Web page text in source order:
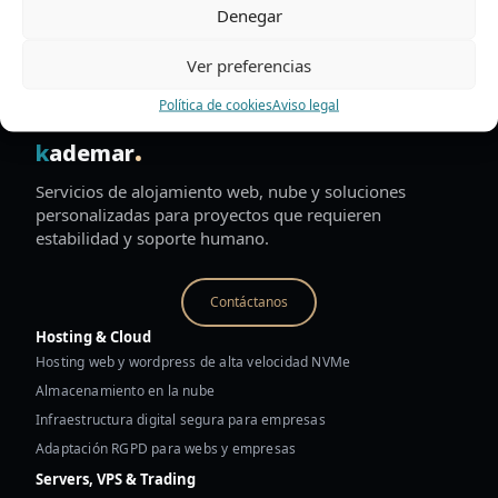
Denegar
Ver preferencias
Política de cookiesAviso legal
kademar.
Servicios de alojamiento web, nube y soluciones
personalizadas para proyectos que requieren
estabilidad y soporte humano.
Contáctanos
Hosting & Cloud
Hosting web y wordpress de alta velocidad NVMe
Almacenamiento en la nube
Infraestructura digital segura para empresas
Adaptación RGPD para webs y empresas
Servers, VPS & Trading